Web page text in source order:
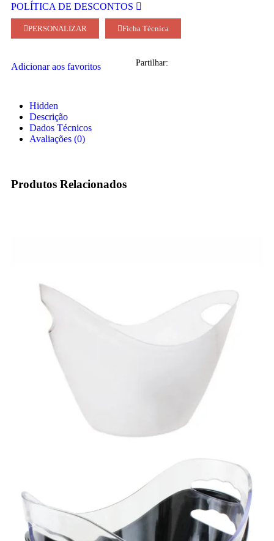
POLÍTICA DE DESCONTOS
PERSONALIZAR Ficha Técnica
Adicionar aos favoritos Partilhar:
Hidden
Descrição
Dados Técnicos
Avaliações (0)
Produtos Relacionados